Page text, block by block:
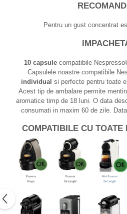
Pentru un gust concentrat
10 capsulecompatibile
Capsulele noastre compatibile
individual si perfecte pentru toate
Acest tip de ambalare permite
aromatice timp de 18 luni. O data
consumati in maxim 60 de zile.
COMPATIBILE CU TOATE